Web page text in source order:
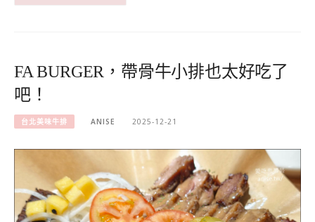
FA BURGER，帶骨牛小排也太好吃了
吧！
台北美味牛排 ANISE 2025-12-21